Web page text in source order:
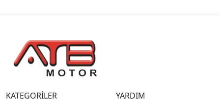
KATEGORİLER YARDIM